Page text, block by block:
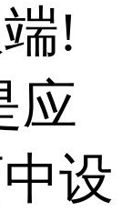
!
应
设